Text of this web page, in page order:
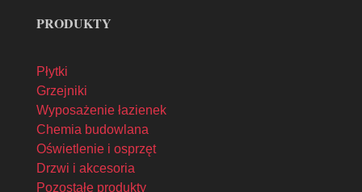
PRODUKTY
Płytki
Grzejniki
Wyposażenie łazienek
Chemia budowlana
Oświetlenie i osprzęt
Drzwi i akcesoria
Pozostałe produkty